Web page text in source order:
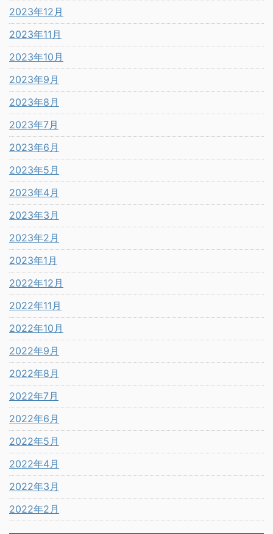
2023年12月
2023年11月
2023年10月
2023年9月
2023年8月
2023年7月
2023年6月
2023年5月
2023年4月
2023年3月
2023年2月
2023年1月
2022年12月
2022年11月
2022年10月
2022年9月
2022年8月
2022年7月
2022年6月
2022年5月
2022年4月
2022年3月
2022年2月